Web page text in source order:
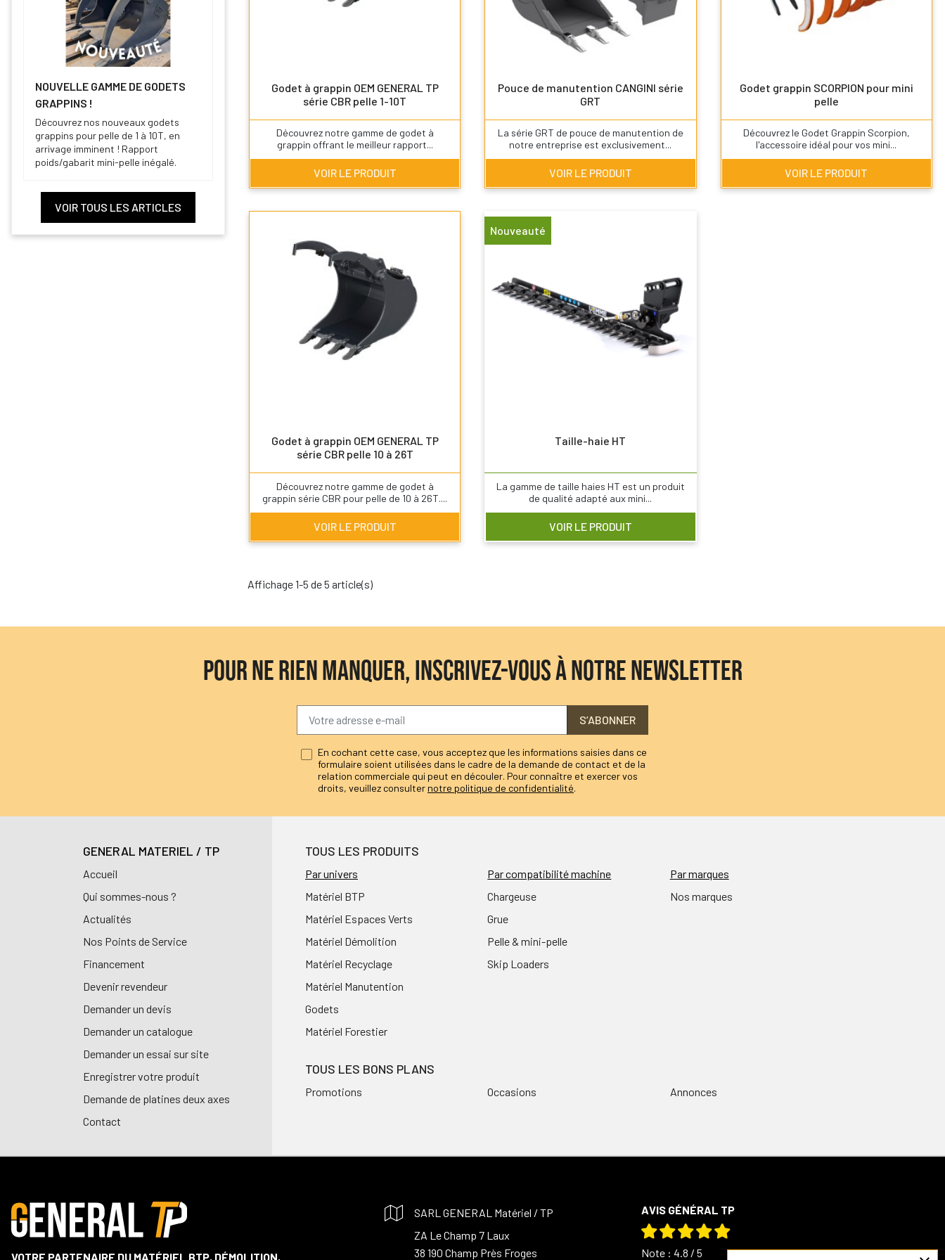
NOUVELLE GAMME DE GODETS
GRAPPINS !
Découvrez nos nouveaux godets
grappins pour pelle de 1 à 10T, en
arrivage imminent ! Rapport
poids/gabarit mini-pelle inégalé.
VOIR TOUS LES ARTICLES
Godet à grappin OEM GENERAL TP
série CBR pelle 1-10T
Découvrez notre gamme de godet à
grappin offrant le meilleur rapport...
VOIR LE PRODUIT
Pouce de manutention CANGINI série
GRT
La série GRT de pouce de manutention de
notre entreprise est exclusivement...
VOIR LE PRODUIT
Godet grappin SCORPION pour mini
pelle
Découvrez le Godet Grappin Scorpion,
l'accessoire idéal pour vos mini...
VOIR LE PRODUIT
Godet à grappin OEM GENERAL TP
série CBR pelle 10 à 26T
Découvrez notre gamme de godet à
grappin série CBR pour pelle de 10 à 26T....
VOIR LE PRODUIT
Taille-haie HT
La gamme de taille haies HT est un produit
de qualité adapté aux mini...
VOIR LE PRODUIT
Nouveauté
Affichage 1-5 de 5 article(s)
POUR NE RIEN MANQUER, INSCRIVEZ-VOUS À NOTRE NEWSLETTER
S’ABONNER
En cochant cette case, vous acceptez que les informations saisies dans ce
formulaire soient utilisées dans le cadre de la demande de contact et de la
relation commerciale qui peut en découler. Pour connaître et exercer vos
droits, veuillez consulternotre politique de confidentialité.
GENERAL MATERIEL / TP
Accueil
Qui sommes-nous ?
Actualités
Nos Points de Service
Financement
Devenir revendeur
Demander un devis
Demander un catalogue
Demander un essai sur site
Enregistrer votre produit
Demande de platines deux axes
Contact
TOUS LES PRODUITS
Par univers
Matériel BTP
Matériel Espaces Verts
Matériel Démolition
Matériel Recyclage
Matériel Manutention
Godets
Matériel Forestier
Par compatibilité machine
Chargeuse
Grue
Pelle & mini-pelle
Skip Loaders
Par marques
Nos marques
TOUS LES BONS PLANS
Promotions Occasions Annonces
VOTRE PARTENAIRE DU MATÉRIEL BTP, DÉMOLITION,
SARL GENERAL Matériel / TP
ZA Le Champ 7 Laux
38 190 Champ Près Froges
AVIS GÉNÉRAL TP
Note : 4.8 / 5